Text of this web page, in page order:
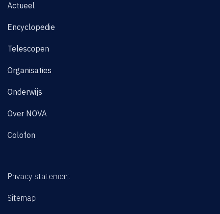
Actueel
Encyclopedie
Telescopen
Organisaties
Onderwijs
Over NOVA
Colofon
Privacy statement
Sitemap